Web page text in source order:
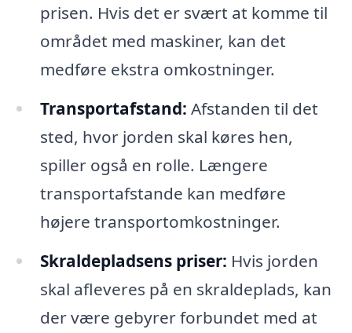
prisen. Hvis det er svært at komme til
området med maskiner, kan det
medføre ekstra omkostninger.
Transportafstand: Afstanden til det
sted, hvor jorden skal køres hen,
spiller også en rolle. Længere
transportafstande kan medføre
højere transportomkostninger.
Skraldepladsens priser: Hvis jorden
skal afleveres på en skraldeplads, kan
der være gebyrer forbundet med at